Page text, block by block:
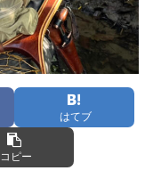
はてブ
コピー